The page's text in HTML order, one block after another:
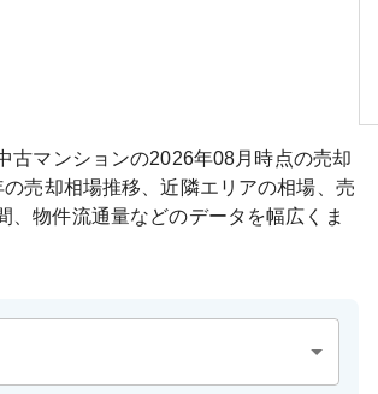
古マンションの2026年08月 時点の売却
売却相場推移、近隣エリアの相場、売
、物件流通量などのデータを幅広くま